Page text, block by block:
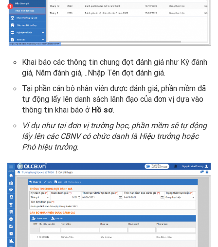
Khai báo các thông tin chung đợt đánh giá như Kỳ đánh
giá, Năm đánh giá, ..Nhập Tên đợt đánh giá.
Tại phần cán bộ nhân viên được đánh giá, phần mềm đã
tự động lấy lên danh sách lãnh đạo của đơn vị dựa vào
thông tin khai báo ở Hồ sơ.
Ví dụ như tại đơn vị trường học, phần mềm sẽ tự động
lấy lên các CBNV có chức danh là Hiệu trưởng hoặc
Phó hiệu trưởng.